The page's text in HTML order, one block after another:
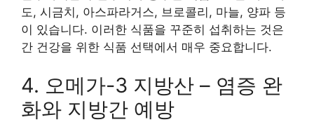
도, 시금치, 아스파라거스, 브로콜리, 마늘, 양파 등
이 있습니다. 이러한 식품을 꾸준히 섭취하는 것은
간 건강을 위한 식품 선택에서 매우 중요합니다.
4. 오메가-3 지방산 – 염증 완
화와 지방간 예방